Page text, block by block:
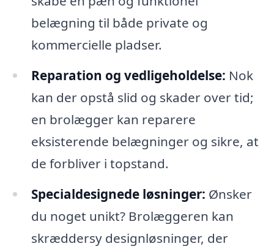
belægning til både private og
kommercielle pladser.
Reparation og vedligeholdelse: Nok
kan der opstå slid og skader over tid;
en brolægger kan reparere
eksisterende belægninger og sikre, at
de forbliver i topstand.
Specialdesignede løsninger: Ønsker
du noget unikt? Brolæggeren kan
skræddersy designløsninger, der